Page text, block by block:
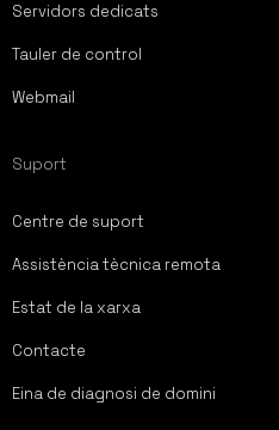
Servidors dedicats
Tauler de control
Webmail
Suport
Centre de suport
Assistència tècnica remota
Estat de la xarxa
Contacte
Eina de diagnosi de domini